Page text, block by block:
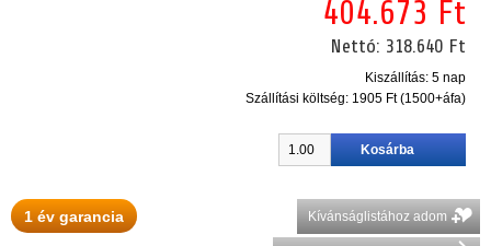
404.673 Ft
Nettó: 318.640 Ft
Kiszállítás: 5 nap
Szállítási költség: 1905 Ft (1500+áfa)
1 év garancia Kívánságlistához adom